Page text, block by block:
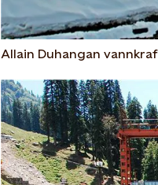
Allain Duhangan